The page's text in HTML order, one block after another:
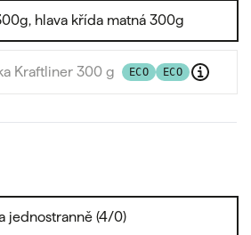
hlava křída matná 300g
Kraftliner 300 g ECO ECO
jednostranně (4/0)